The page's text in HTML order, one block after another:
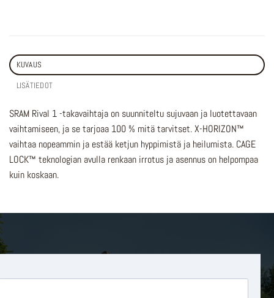
KUVAUS
LISÄTIEDOT
SRAM Rival 1 -takavaihtaja on suunniteltu sujuvaan ja luotettavaan
vaihtamiseen, ja se tarjoaa 100 % mitä tarvitset. X-HORIZON™
vaihtaa nopeammin ja estää ketjun hyppimistä ja heilumista. CAGE
LOCK™ teknologian avulla renkaan irrotus ja asennus on helpompaa
kuin koskaan.